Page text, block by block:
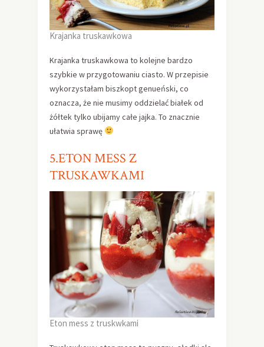
Krajanka truskawkowa
Krajanka truskawkowa to kolejne bardzo
szybkie w przygotowaniu ciasto. W przepisie
wykorzystałam biszkopt genueński, co
oznacza, że nie musimy oddzielać białek od
żółtek tylko ubijamy całe jajka. To znacznie
ułatwia sprawę
5.ETON MESS Z
TRUSKAWKAMI
Eton mess z truskwkami